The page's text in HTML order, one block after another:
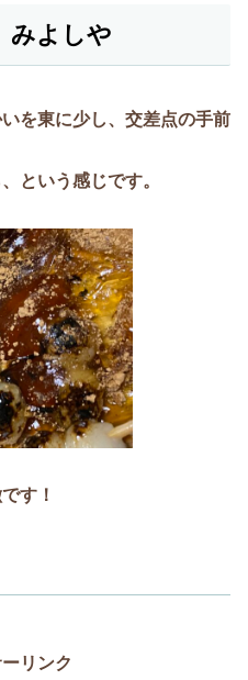
みよしや
を東に少し、交差点の手前
という感じです。
す！
リンク